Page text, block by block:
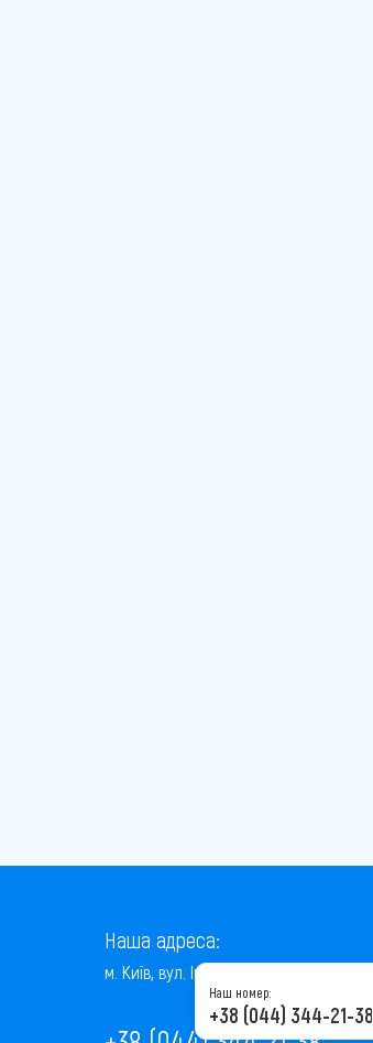
Наша адреса:
м. Київ, вул. Інститутська, 22/7, оф. 41
Наш номер:
+38 (044) 344-21-38